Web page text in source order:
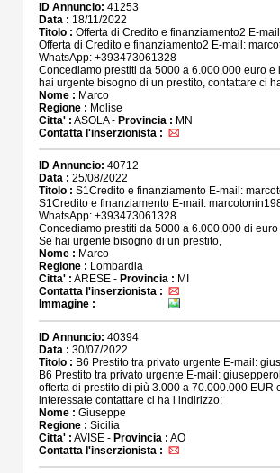
ID Annuncio: 41253
Data : 18/11/2022
Titolo : Offerta di Credito e finanziamento2 E-
Offerta di Credito e finanziamento2 E-mail:
WhatsApp: +393473061328
Concediamo prestiti da 5000 a 6.000.000 euro
hai urgente bisogno di un prestito, contattare ci
Nome : Marco
Regione : Molise
Citta' : ASOLA - Provincia : MN
Contatta l'inserzionista :
ID Annuncio: 40712
Data : 25/08/2022
Titolo : S1Credito e finanziamento E-mail:
S1Credito e finanziamento E-mail:
WhatsApp: +393473061328
Concediamo prestiti da 5000 a 6.000.000 di
Se hai urgente bisogno di un prestito,
Nome : Marco
Regione : Lombardia
Citta' : ARESE - Provincia : MI
Contatta l'inserzionista :
Immagine :
ID Annuncio: 40394
Data : 30/07/2022
Titolo : B6 Prestito tra privato urgente E-mail:
B6 Prestito tra privato urgente E-mail:
offerta di prestito di più 3.000 a 70.000.000
interessate contattare ci ha l indirizzo:
Nome : Giuseppe
Regione : Sicilia
Citta' : AVISE - Provincia : AO
Contatta l'inserzionista :